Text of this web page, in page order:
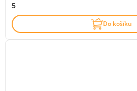
5
Do košíku